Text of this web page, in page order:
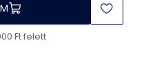
Ft felett